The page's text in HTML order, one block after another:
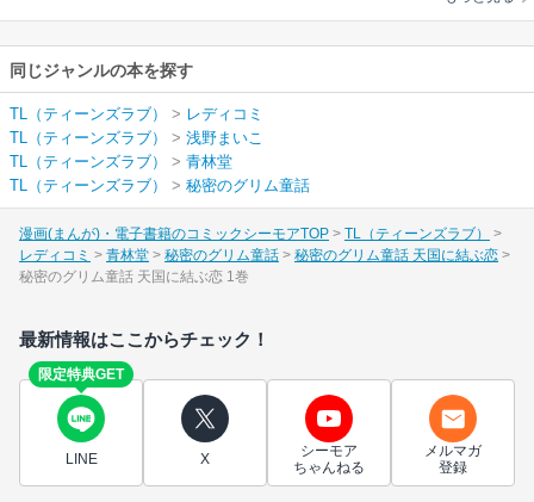
同じジャンルの本を探す
TL（ティーンズラブ） > レディコミ
TL（ティーンズラブ）
> 浅野まいこ
TL（ティーンズラブ）
> 青林堂
TL（ティーンズラブ）
> 秘密のグリム童話
漫画(まんが)・電子書籍のコミックシーモアTOP
TL（ティーンズラブ）
レディコミ
青林堂 秘密のグリム童話
秘密のグリム童話 天国に結ぶ恋
秘密のグリム童話 天国に結ぶ恋 1巻
最新情報はここからチェック！
限定特典GET
LINE X
シーモア
ちゃんねる
メルマガ
登録